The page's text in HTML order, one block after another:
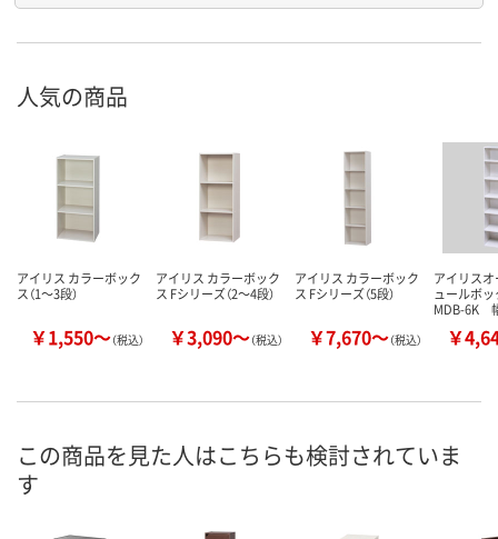
人気の商品
アイリス カラーボック
ス（1～3段）
￥1,550～（税込）
アイリス カラーボック
ス Fシリーズ（2～4段）
￥3,090～（税込）
アイリス カラーボック
ス Fシリーズ（5段）
￥7,670～（税込）
アイリス
ュールボ
MDB-6K
￥
この商品を見た人はこちらも検討されていま
す